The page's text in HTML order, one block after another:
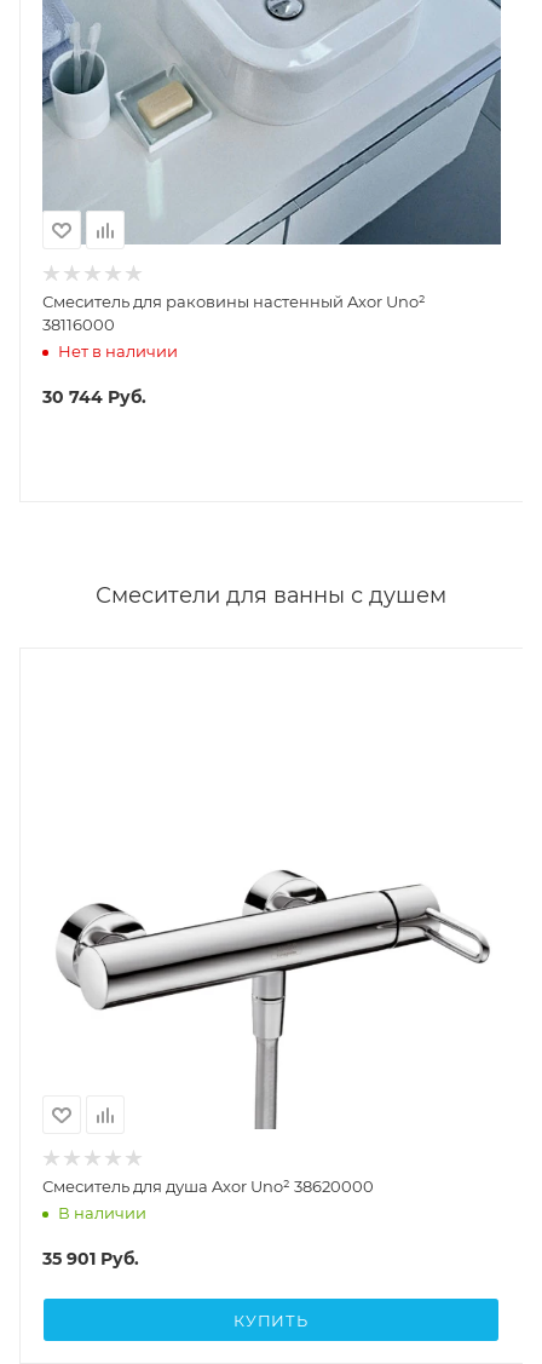
Смеситель для раковины настенный Axor Uno²
38116000
Нет в наличии
30 744 Руб.
Смесители для ванны с душем
Смеситель для душа Axor Uno² 38620000
В наличии
35 901 Руб.
КУПИТЬ